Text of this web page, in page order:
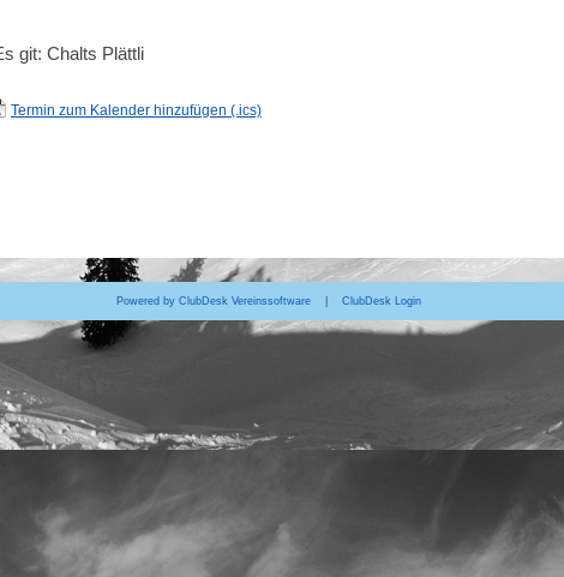
git: Chalts Plättli
Termin zum Kalender hinzufügen (.ics)
Powered by ClubDesk Vereinssoftware| ClubDesk Login